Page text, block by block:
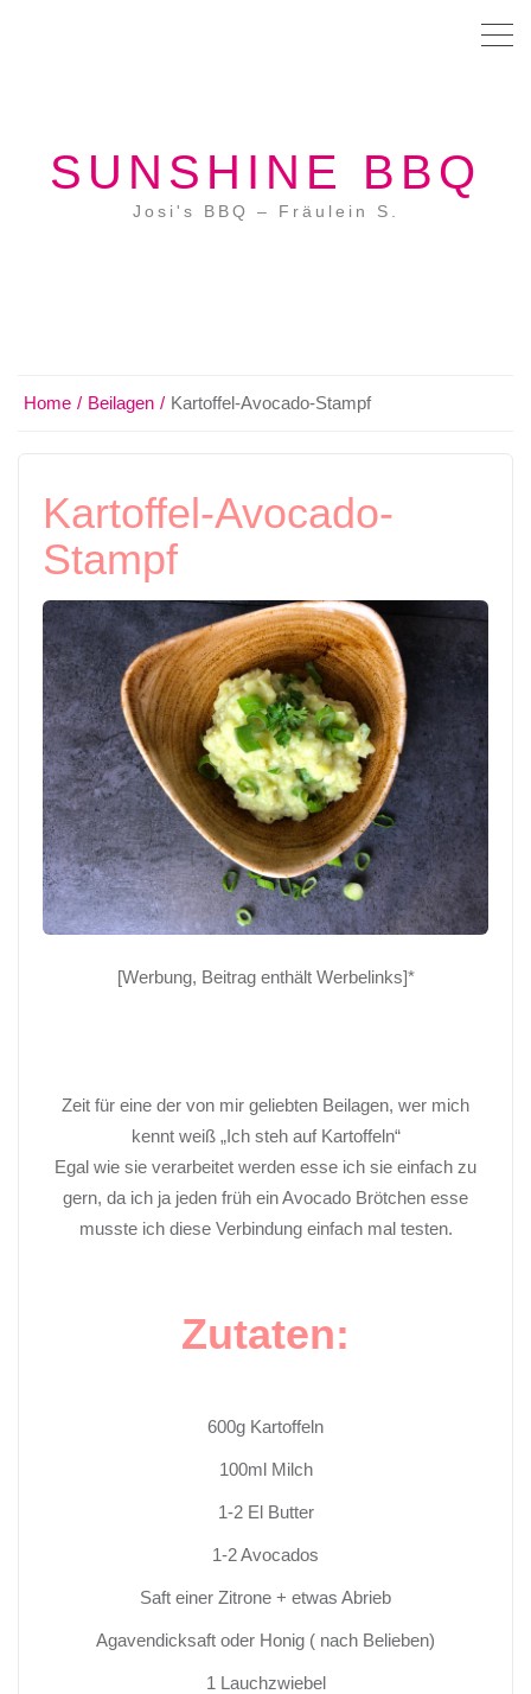
SUNSHINE BBQ
Josi's BBQ – Fräulein S.
Home Beilagen Kartoffel-Avocado-Stampf
Kartoffel-Avocado-
Stampf
[Werbung, Beitrag enthält Werbelinks]*
Zeit für eine der von mir geliebten Beilagen, wer mich
kennt weiß „Ich steh auf Kartoffeln“
Egal wie sie verarbeitet werden esse ich sie einfach zu
gern, da ich ja jeden früh ein Avocado Brötchen esse
musste ich diese Verbindung einfach mal testen.
Zutaten:
600g Kartoffeln
100ml Milch
1-2 El Butter
1-2 Avocados
Saft einer Zitrone + etwas Abrieb
Agavendicksaft oder Honig ( nach Belieben)
1 Lauchzwiebel